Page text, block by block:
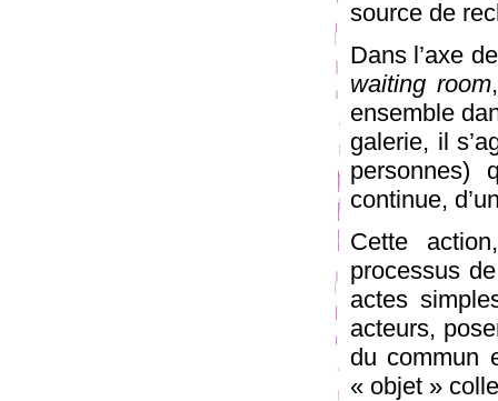
source de
Dans l’axe
waiting room
ensemble
galerie, il
personnes)
continue,
Cette
processus
actes
acteurs,
du commun
« objet »